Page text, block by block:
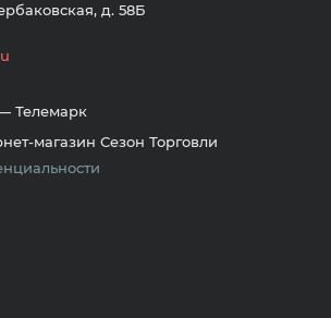
д. 58Б
Телемарк
магазин Сезон Торговли
оплата банковскими